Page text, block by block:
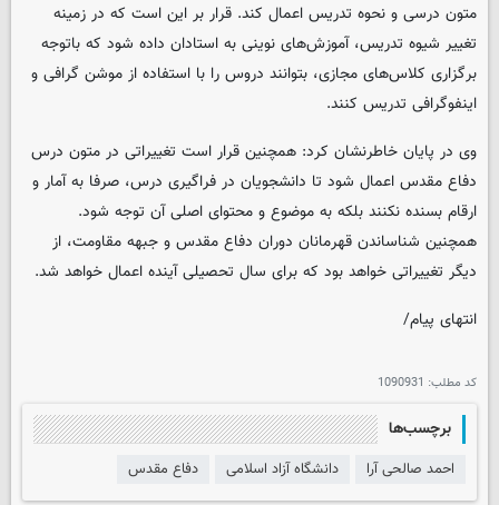
متون درسی و نحوه تدریس اعمال کند. قرار بر این است که در زمینه
تغییر شیوه تدریس، آموزش‌های نوینی به استادان داده شود که باتوجه
برگزاری کلاس‌های مجازی، بتوانند دروس را با استفاده از موشن گرافی و
اینفوگرافی تدریس کنند.
وی در پایان خاطرنشان کرد: همچنین قرار است تغییراتی در متون درس
دفاع مقدس اعمال شود تا دانشجویان در فراگیری درس، صرفا به آمار و
ارقام بسنده نکنند بلکه به موضوع و محتوای اصلی آن توجه شود.
همچنین شناساندن قهرمانان دوران دفاع مقدس و جبهه مقاومت، از
دیگر تغییراتی خواهد بود که برای سال تحصیلی آینده اعمال خواهد شد.
انتهای پیام/
کد مطلب: 1090931
برچسب‌ها
احمد صالحی آرا دانشگاه آزاد اسلامی دفاع مقدس